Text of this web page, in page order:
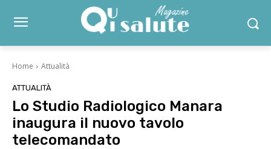
Home Attualità
ATTUALITÀ
Lo Studio Radiologico Manara
inaugura il nuovo tavolo
telecomandato